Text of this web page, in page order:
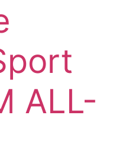
ALL-